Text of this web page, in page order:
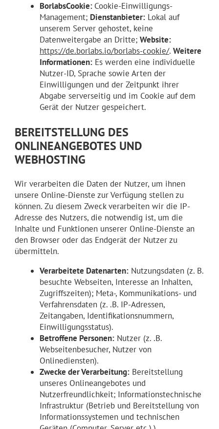
BorlabsCookie: Cookie-Einwilligungs-
Management; Dienstanbieter: Lokal auf
unserem Server gehostet, keine
Datenweitergabe an Dritte; Website:
https://de.borlabs.io/borlabs-cookie/. Weitere
Informationen: Es werden eine individuelle
Nutzer-ID, Sprache sowie Arten der
Einwilligungen und der Zeitpunkt ihrer
Abgabe serverseitig und im Cookie auf dem
Gerät der Nutzer gespeichert.
BEREITSTELLUNG DES
ONLINEANGEBOTES UND
WEBHOSTING
Wir verarbeiten die Daten der Nutzer, um ihnen
unsere Online-Dienste zur Verfügung stellen zu
können. Zu diesem Zweck verarbeiten wir die IP-
Adresse des Nutzers, die notwendig ist, um die
Inhalte und Funktionen unserer Online-Dienste an
den Browser oder das Endgerät der Nutzer zu
übermitteln.
Verarbeitete Datenarten: Nutzungsdaten (z. B.
besuchte Webseiten, Interesse an Inhalten,
Zugriffszeiten); Meta-, Kommunikations- und
Verfahrensdaten (z. .B. IP-Adressen,
Zeitangaben, Identifikationsnummern,
Einwilligungsstatus).
Betroffene Personen: Nutzer (z. .B.
Webseitenbesucher, Nutzer von
Onlinediensten).
Zwecke der Verarbeitung: Bereitstellung
unseres Onlineangebotes und
Nutzerfreundlichkeit; Informationstechnische
Infrastruktur (Betrieb und Bereitstellung von
Informationssystemen und technischen